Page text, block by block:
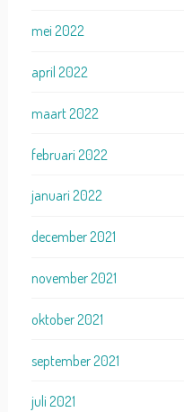
mei 2022
april 2022
maart 2022
februari 2022
januari 2022
december 2021
november 2021
oktober 2021
september 2021
juli 2021